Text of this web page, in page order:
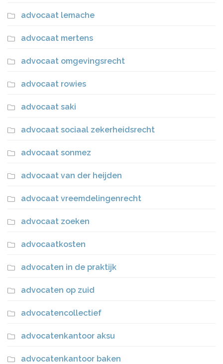
advocaat lemache
advocaat mertens
advocaat omgevingsrecht
advocaat rowies
advocaat saki
advocaat sociaal zekerheidsrecht
advocaat sonmez
advocaat van der heijden
advocaat vreemdelingenrecht
advocaat zoeken
advocaatkosten
advocaten in de praktijk
advocaten op zuid
advocatencollectief
advocatenkantoor aksu
advocatenkantoor baken